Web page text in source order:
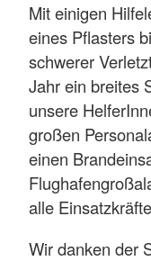
Mit einigen
eines Pflasters
schwerer
Jahr ein breites
unsere
großen
einen
alle
Wir danken der